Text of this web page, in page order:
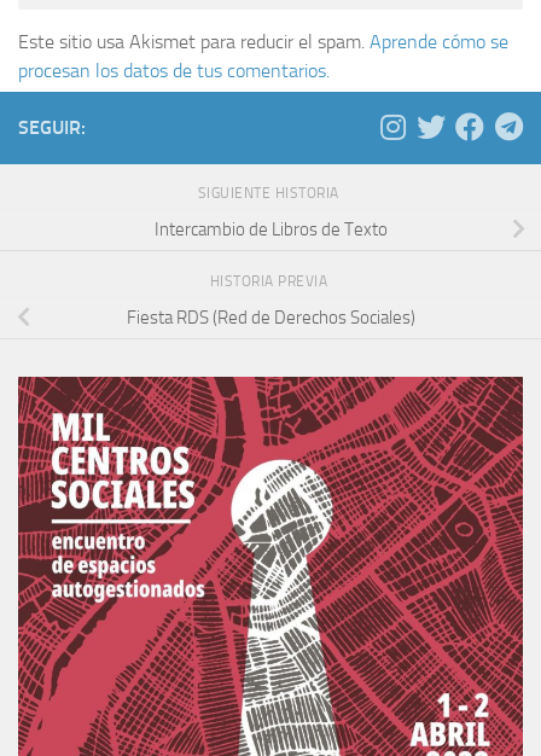
Este sitio usa Akismet para reducir el spam. Aprende cómo se
procesan los datos de tus comentarios.
SEGUIR:
SIGUIENTE HISTORIA
Intercambio de Libros de Texto
HISTORIA PREVIA
Fiesta RDS (Red de Derechos Sociales)